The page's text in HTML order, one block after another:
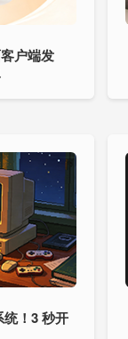
户端发
！3 秒开